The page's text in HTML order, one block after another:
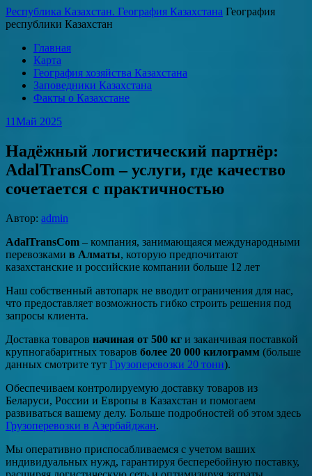
Республика Казахстан. География Казахстана География
республики Казахстан
Главная
Карта
География хозяйства Казахстана
Заповедники Казахстана
Факты о Казахстане
11Май 2025
Надёжный логистический партнёр:
AdalTransCom – услуги, где качество
сочетается с практичностью
Автор: admin
AdalTransCom – компания, занимающаяся международными
перевозками в Алматы, которую предпочитают
казахстанские и российские компании больше 12 лет
Наш собственный автопарк не вводит ограничения для нас,
что предоставляет возможность гибко строить решения под
запросы клиента.
Доставка товаров начиная от 500 кг и заканчивая поставкой
крупногабаритных товаров более 20 000 килограмм (больше
данных смотрите тут Грузоперевозки 20 тонн).
Обеспечиваем контролируемую доставку товаров из
Беларуси, России и Европы в Казахстан и помогаем
развиваться вашему делу. Больше подробностей об этом здесь
Грузоперевозки в Азербайджан.
Мы оперативно приспосабливаемся с учетом ваших
индивидуальных нужд, гарантируя бесперебойную поставку,